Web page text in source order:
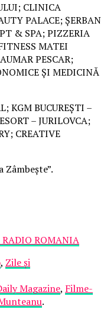
CLINICA
PALACE; ȘERBAN
& SPA; PIZZERIA
MATEI
PESCAR;
ȘI MEDICINĂ
KGM BUCUREȘTI –
– JURILOVCA;
CREATIVE
Zâmbește”.
ROMANIA
, Zile și
Magazine, Filme-
.